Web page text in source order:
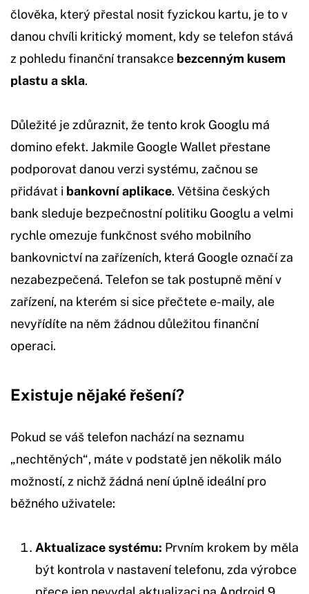
člověka, který přestal nosit fyzickou kartu, je to v
danou chvíli kritický moment, kdy se telefon stává
z pohledu finanční transakce bezcenným kusem
plastu a skla.
Důležité je zdůraznit, že tento krok Googlu má
domino efekt. Jakmile Google Wallet přestane
podporovat danou verzi systému, začnou se
přidávat i bankovní aplikace. Většina českých
bank sleduje bezpečnostní politiku Googlu a velmi
rychle omezuje funkčnost svého mobilního
bankovnictví na zařízeních, která Google označí za
nezabezpečená. Telefon se tak postupně mění v
zařízení, na kterém si sice přečtete e-maily, ale
nevyřídíte na něm žádnou důležitou finanční
operaci.
Existuje nějaké řešení?
Pokud se váš telefon nachází na seznamu
„nechtěných“, máte v podstatě jen několik málo
možností, z nichž žádná není úplně ideální pro
běžného uživatele:
Aktualizace systému: Prvním krokem by měla
být kontrola v nastavení telefonu, zda výrobce